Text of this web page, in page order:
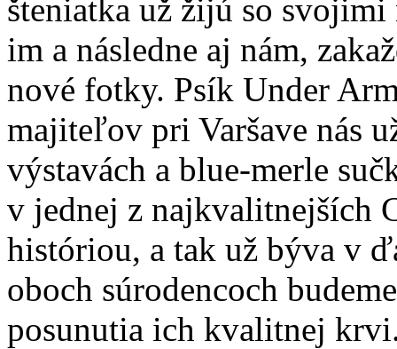
šteniatka už žijú so
im a následne aj nám,
nové fotky. Psík Under
majiteľov pri Varšave nás
výstavách a blue-merle
v jednej z najkvalitnejších
históriou, a tak už býva v
oboch súrodencoch
posunutia ich kvalitnej